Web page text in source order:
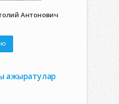
Антонович
ажыратулар